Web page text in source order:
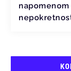
napomenom